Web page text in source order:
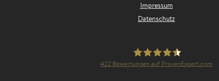
Impressum
Datenschutz
422 Bewertungen auf ProvenExpert.com